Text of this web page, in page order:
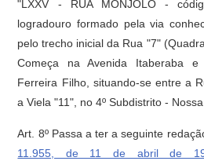
"LXXV - RUA MONJOLO -
logradouro formado pela via
pelo trecho inicial da Rua "7"
Começa na Avenida Itaberaba
Ferreira Filho, situando-se entre a
a Viela "11", no 4º Subdistrito -
Art. 8º Passa a ter a seguinte
11.955, de 11 de abril de